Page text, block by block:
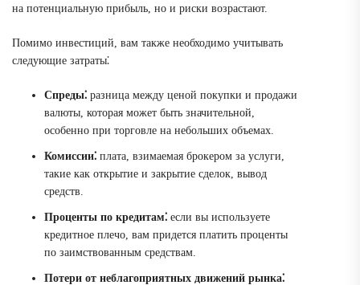
на потенциальную прибыль, но и риски возрастают.
Помимо инвестиций, вам также необходимо учитывать
следующие затраты⁚
Спреды⁚ разница между ценой покупки и продажи
валюты, которая может быть значительной,
особенно при торговле на небольших объемах.
Комиссии⁚ плата, взимаемая брокером за услуги,
такие как открытие и закрытие сделок, вывод
средств.
Проценты по кредитам⁚ если вы используете
кредитное плечо, вам придется платить проценты
по заимствованным средствам.
Потери от неблагоприятных движений рынка⁚